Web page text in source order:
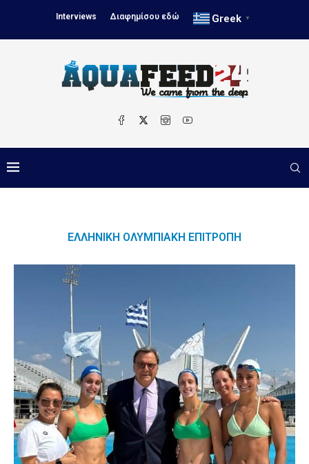
Interviews Διαφημίσου εδώ Greek ▼
ΕΛΛΗΝΙΚΉ ΟΛΥΜΠΙΑΚΉ ΕΠΙΤΡΟΠΉ